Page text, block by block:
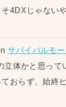
そ4DXじゃない
サバイバルモ
立体かと思って
ておらず、始終